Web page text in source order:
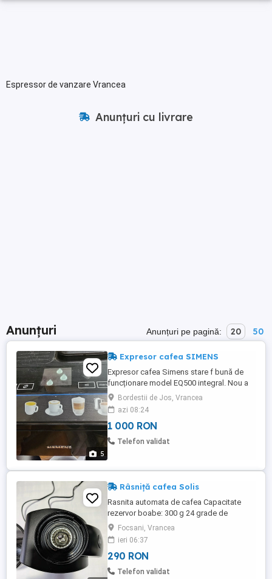
Espressor de vanzare Vrancea
Anunțuri cu livrare
Anunțuri Anunțuri pe pagină: 20 50
5
Expresor cafea SIMENS
Expresor cafea Simens stare f bună de
funcționare model EQ500 integral. Nou a
costat 7700 lei un expresor f scump.
Bordestii de Jos, Vrancea
azi 08:24
1 000 RON
Telefon validat
Râsniță cafea Solis
Rasnita automata de cafea Capacitate
rezervor boabe: 300 g 24 grade de
macinare pentru diferite tipuri de cafea
Recipient boabe cu inchidere ermetica
Dozarea cantitatii Comutator On Off-
pentru oprirea procesului de macinare
oricand Lame conice din otel inxidabil
Focsani, Vrancea
ieri 06:37
290 RON
Telefon validat